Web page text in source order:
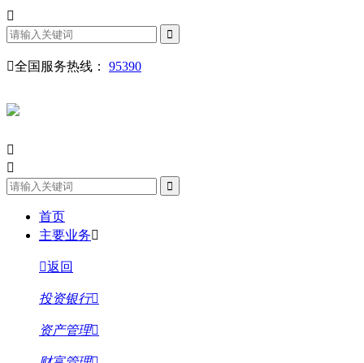
全国服务热线： 95390
首页
主要业务
返回
投资银行
资产管理